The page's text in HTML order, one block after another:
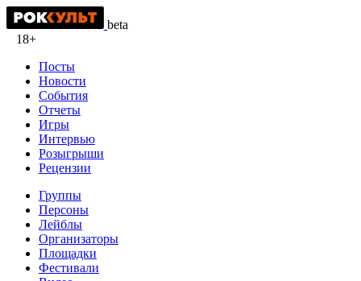
beta
18+
Посты
Новости
События
Отчеты
Игры
Интервью
Розыгрыши
Рецензии
Группы
Персоны
Лейблы
Организаторы
Площадки
Фестивали